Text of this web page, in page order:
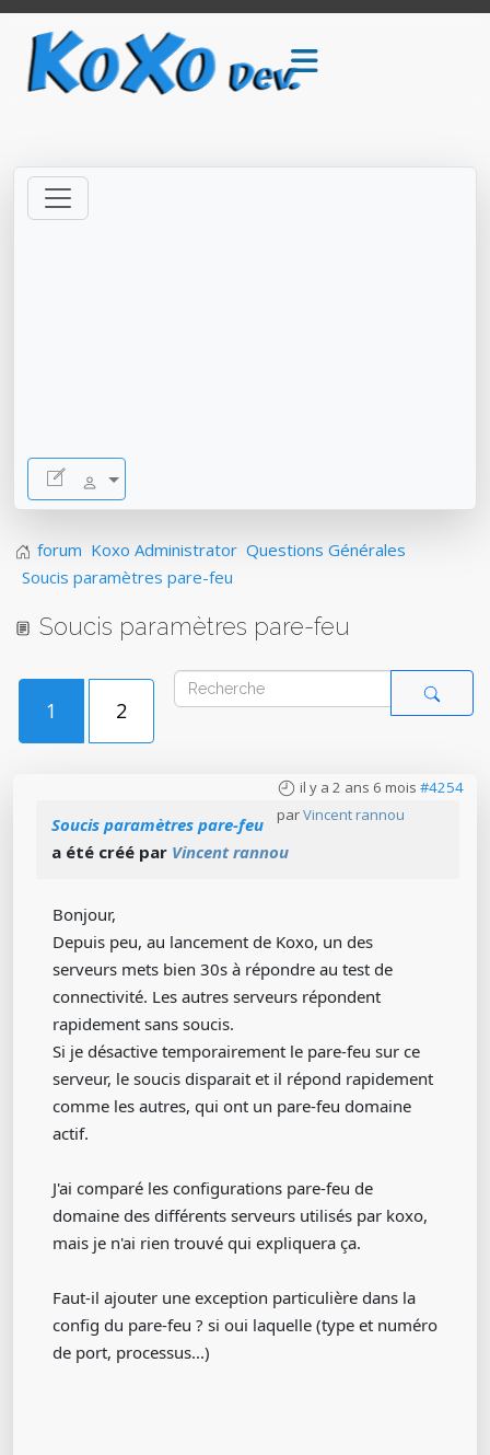
forum Koxo Administrator Questions Générales
Soucis paramètres pare-feu
Soucis paramètres pare-feu
1 2
il y a 2 ans 6 mois #4254
parVincent rannou
Soucis paramètres pare-feu
a été créé par Vincent rannou
Bonjour,
Depuis peu, au lancement de Koxo, un des
serveurs mets bien 30s à répondre au test de
connectivité. Les autres serveurs répondent
rapidement sans soucis.
Si je désactive temporairement le pare-feu sur ce
serveur, le soucis disparait et il répond rapidement
comme les autres, qui ont un pare-feu domaine
actif.
J'ai comparé les configurations pare-feu de
domaine des différents serveurs utilisés par koxo,
mais je n'ai rien trouvé qui expliquera ça.
Faut-il ajouter une exception particulière dans la
config du pare-feu ? si oui laquelle (type et numéro
de port, processus...)